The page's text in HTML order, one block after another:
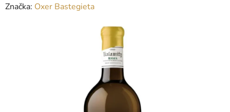
hodnocení
Značka: Oxer Bastegieta